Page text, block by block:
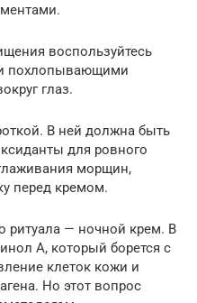
воспользуйтесь
похлопывающими
глаз.
В ней должна быть
для ровного
морщин,
перед кремом.
ритуала — ночной крем. В
А, который борется с
клеток кожи и
Но этот вопрос